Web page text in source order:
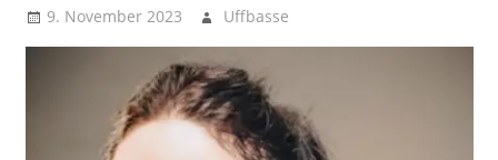
9. November 2023 Uffbasse